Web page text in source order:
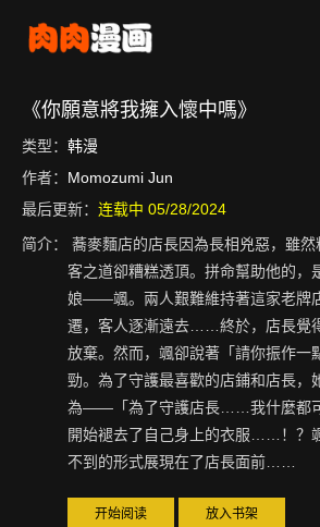
《你願意將我擁入懷中嗎》
类型： 韩漫
作者： Momozumi Jun
最后更新： 连载中 05/28/2024
简介：
蕎麥麵店的店長因為長相兇惡，雖
客之道卻糟糕透頂。拼命幫助他的，
娘——颯。兩人艱難維持著這家老牌
遷，客人逐漸遠去……終於，店長覺
放棄。然而，颯卻說著「請你振作一
勁。為了守護最喜歡的店鋪和店長，
為——「為了守護店長……我什麼都
開始褪去了自己身上的衣服……！？
不到的形式展現在了店長面前……
开始阅读 放入书架